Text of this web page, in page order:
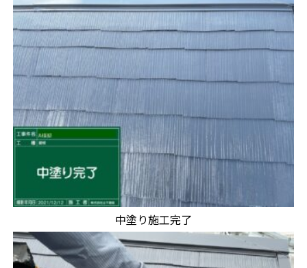
中塗り施工完了